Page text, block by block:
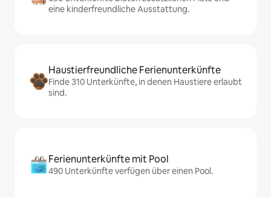
eine kinderfreundliche Ausstattung.
Haustierfreundliche Ferienunterkünfte
Finde 310 Unterkünfte, in denen Haustiere erlaubt
sind.
Ferienunterkünfte mit Pool
490 Unterkünfte verfügen über einen Pool.